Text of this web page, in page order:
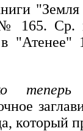
165. Ср.
"Атенее"
теперь
который